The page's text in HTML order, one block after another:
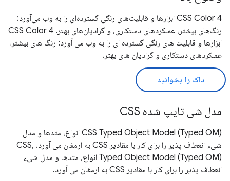
CSS Color 4 ابزارها و قابلیت‌های رنگی گسترده‌ای را به وب می‌آورد:
رنگ‌های بیشتر، عملکردهای دستکاری، و گرادیان‌های بهتر. CSS Color 4
ابزارها و قابلیت های رنگی گسترده ای را به وب می آورد: رنگ های بیشتر،
عملکردهای دستکاری و گرادیان های بهتر.
داک را بخوانید
مدل شی تایپ شده CSS
CSS Typed Object Model (Typed OM) انواع، متدها و مدل
شیء انعطاف پذیر را برای کار با مقادیر CSS به ارمغان می آورد. ,CSS
Typed Object Model (Typed OM) انواع، متدها و مدل شیء
انعطاف پذیر را برای کار با مقادیر CSS به ارمغان می آورد.